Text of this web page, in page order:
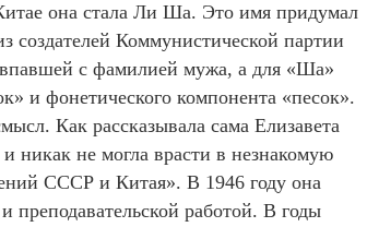
она стала Ли Ша. Это имя придумал
Коммунистической партии
с фамилией мужа, а для «Ша»
и фонетического компонента «песок».
Как рассказывала сама Елизавета
никак не могла врасти в незнакомую
СССР и Китая». В 1946 году она
преподавательской работой. В годы